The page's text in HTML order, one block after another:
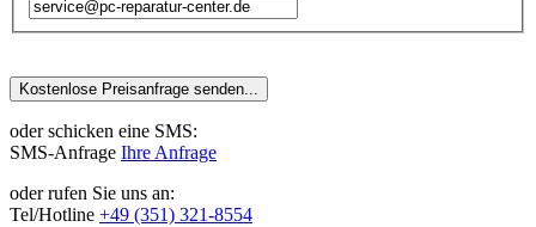
oder schicken eine SMS:
SMS-Anfrage Ihre Anfrage
oder rufen Sie uns an:
Tel/Hotline +49 (351) 321-8554